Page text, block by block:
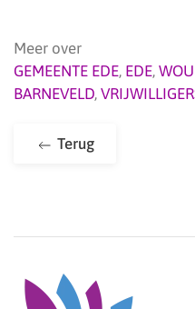
Meer over
GEMEENTE EDE, EDE,
BARNEVELD,
Terug